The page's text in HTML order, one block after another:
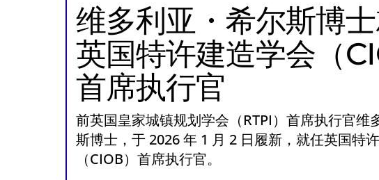
维多利亚・希尔斯博
英国特许建造学会（
首席执行官
前英国皇家城镇规划学会（RTPI）首席执行官维
斯博士，于 2026 年 1 月 2 日履新，就任英国特
（CIOB）首席执行官。